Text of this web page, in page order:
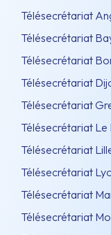
Télésecrétariat
Télésecrétariat
Télésecrétariat
Télésecrétariat
Télésecrétariat
Télésecrétariat Le
Télésecrétariat
Télésecrétariat
Télésecrétariat
Télésecrétariat